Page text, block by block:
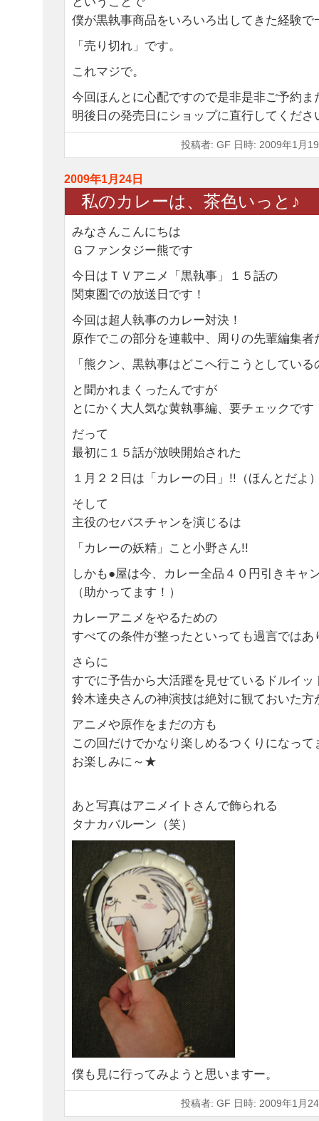
僕が黒執事商品をいろいろ出してきた経験で
「売り切れ」です。
これマジで。
今回ほんとに心配ですので是非是非ご予約ま
明後日の発売日にショップに直行してくださ
投稿者: GF 日時: 2009年1月
2009年1月24日
私のカレーは、茶色いっと♪
みなさんこんにちは
Ｇファンタジー熊です
今日はＴＶアニメ「黒執事」１５話の
関東圏での放送日です！
今回は超人執事のカレー対決！
原作でこの部分を連載中、周りの先輩編集者
「熊クン、黒執事はどこへ行こうとしてい
と聞かれまくったんですが
とにかく大人気な黄執事編、要チェックです
だって
最初に１５話が放映開始された
１月２２日は「カレーの日」!!（ほんとだよ
そして
主役のセバスチャンを演じるは
「カレーの妖精」こと小野さん!!
しかも●屋は今、カレー全品４０円引きキャ
（助かってます！）
カレーアニメをやるための
すべての条件が整ったといっても過言では
さらに
すでに予告から大活躍を見せているドルイッ
鈴木達央さんの神演技は絶対に観ておいた方
アニメや原作をまだの方も
この回だけでかなり楽しめるつくりになって
お楽しみに～★
あと写真はアニメイトさんで飾られる
タナカバルーン（笑）
僕も見に行ってみようと思いますー。
投稿者: GF 日時: 2009年1月